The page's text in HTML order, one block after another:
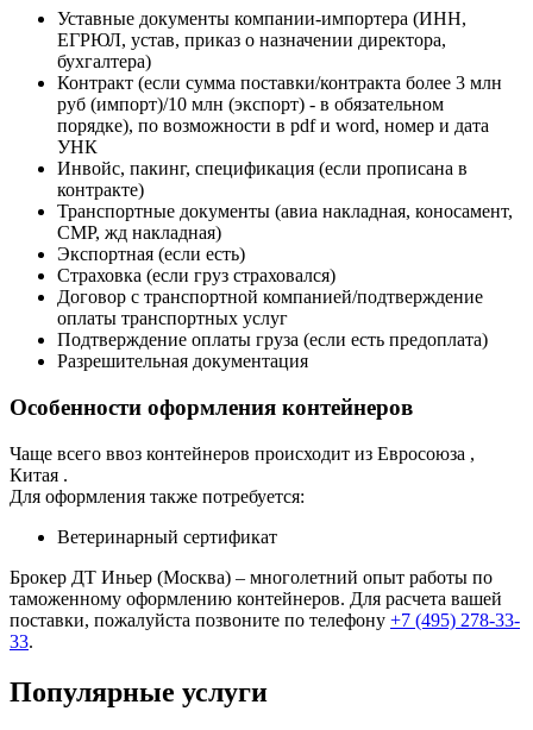
Уставные документы компании-импортера (ИНН,
ЕГРЮЛ, устав, приказ о назначении директора,
бухгалтера)
Контракт (если сумма поставки/контракта более 3 млн
руб (импорт)/10 млн (экспорт) - в обязательном
порядке), по возможности в pdf и word, номер и дата
УНК
Инвойс, пакинг, спецификация (если прописана в
контракте)
Транспортные документы (авиа накладная, коносамент,
СМР, жд накладная)
Экспортная (если есть)
Страховка (если груз страховался)
Договор с транспортной компанией/подтверждение
оплаты транспортных услуг
Подтверждение оплаты груза (если есть предоплата)
Разрешительная документация
Особенности оформления контейнеров
Чаще всего ввоз контейнеров происходит из Евросоюза ,
Китая .
Для оформления также потребуется:
Ветеринарный сертификат
Брокер ДТ Иньер (Москва) – многолетний опыт работы по
таможенному оформлению контейнеров. Для расчета вашей
поставки, пожалуйста позвоните по телефону +7 (495) 278-33-
33.
Популярные услуги